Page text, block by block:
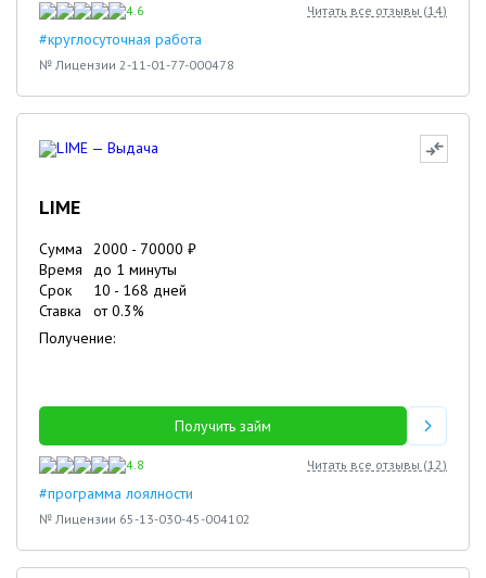
4.6 Читать все отзывы (14)
#круглосуточная работа
№ Лицензии 2-11-01-77-000478
LIME
Сумма 2000 - 70000 ₽
Время
до 1 минуты
Срок
10 - 168 дней
Ставка
от0.3%
Получение:
Получить займ
4.8 Читать все отзывы (12)
#программа лоялности
№ Лицензии 65-13-030-45-004102